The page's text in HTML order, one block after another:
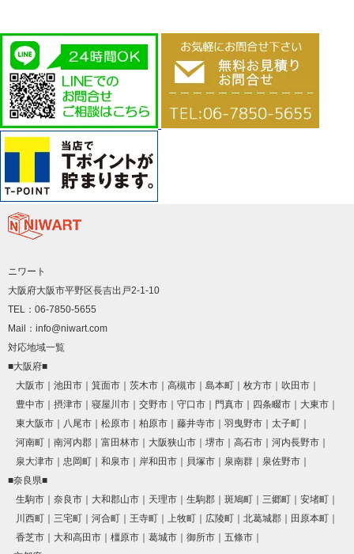
ニワート
大阪府大阪市平野区長吉出戸2-1-10
TEL：06-7850-5655
Mail：info@niwart.com
対応地域一覧
■大阪府■
大阪市
池田市 箕面市 茨木市 高槻市 島本町 枚方市
吹田市
豊中市
摂津市 寝屋川市 交野市 守口市 門真市 四条畷市
大東市
東大阪市
八尾市 松原市 柏原市 藤井寺市 羽曳野市
太子町
河南町
南河内郡 富田林市 大阪狭山市 堺市 高石市
河内長野市
泉大津市
忠岡町 和泉市 岸和田市 貝塚市 泉南群
泉佐野市
■奈良県■
生駒市
奈良市 大和郡山市 天理市 生駒郡 斑鳩町 三郷町
安堵町
川西町
三宅町 河合町 王寺町 上牧町 広陵町 北葛城郡
田原本町
香芝市
大和高田市 橿原市 葛城市 御所市
五條市